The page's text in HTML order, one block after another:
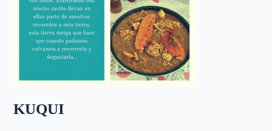
KUQUI